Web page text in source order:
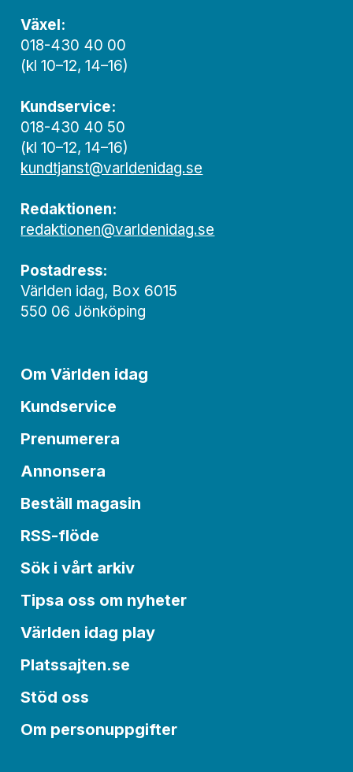
Växel:
018-430 40 00
(kl 10–12, 14–16)
Kundservice:
018-430 40 50
(kl 10–12, 14–16)
kundtjanst@varldenidag.se
Redaktionen:
redaktionen@varldenidag.se
Postadress:
Världen idag, Box 6015
550 06 Jönköping
Om Världen idag
Kundservice
Prenumerera
Annonsera
Beställ magasin
RSS-flöde
Sök i vårt arkiv
Tipsa oss om nyheter
Världen idag play
Platssajten.se
Stöd oss
Om personuppgifter